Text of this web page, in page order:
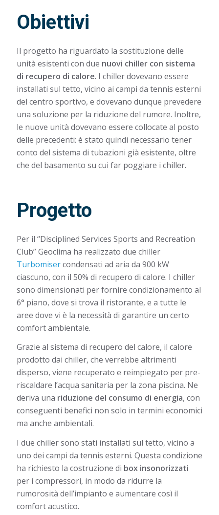
Obiettivi
Il progetto ha riguardato la sostituzione delle
unità esistenti con due nuovi chiller con sistema
di recupero di calore. I chiller dovevano essere
installati sul tetto, vicino ai campi da tennis esterni
del centro sportivo, e dovevano dunque prevedere
una soluzione per la riduzione del rumore. Inoltre,
le nuove unità dovevano essere collocate al posto
delle precedenti: è stato quindi necessario tener
conto del sistema di tubazioni già esistente, oltre
che del basamento su cui far poggiare i chiller.
Progetto
Per il “Disciplined Services Sports and Recreation
Club” Geoclima ha realizzato due chiller
Turbomisercondensati ad aria da 900 kW
ciascuno, con il 50% di recupero di calore. I chiller
sono dimensionati per fornire condizionamento al
6° piano, dove si trova il ristorante, e a tutte le
aree dove vi è la necessità di garantire un certo
comfort ambientale.
Grazie al sistema di recupero del calore, il calore
prodotto dai chiller, che verrebbe altrimenti
disperso, viene recuperato e reimpiegato per pre-
riscaldare l’acqua sanitaria per la zona piscina. Ne
deriva una riduzione del consumo di energia, con
conseguenti benefici non solo in termini economici
ma anche ambientali.
I due chiller sono stati installati sul tetto, vicino a
uno dei campi da tennis esterni. Questa condizione
ha richiesto la costruzione di box insonorizzati
per i compressori, in modo da ridurre la
rumorosità dell’impianto e aumentare così il
comfort acustico.